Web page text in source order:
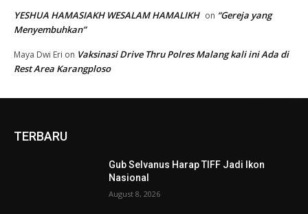
YESHUA HAMASIAKH WESALAM HAMALIKH on “Gereja yang
Menyembuhkan”
Maya Dwi Eri on Vaksinasi Drive Thru Polres Malang kali ini Ada di
Rest Area Karangploso
TERBARU
Gub Selvanus Harap TIFF Jadi Ikon
Nasional
August 8, 2026